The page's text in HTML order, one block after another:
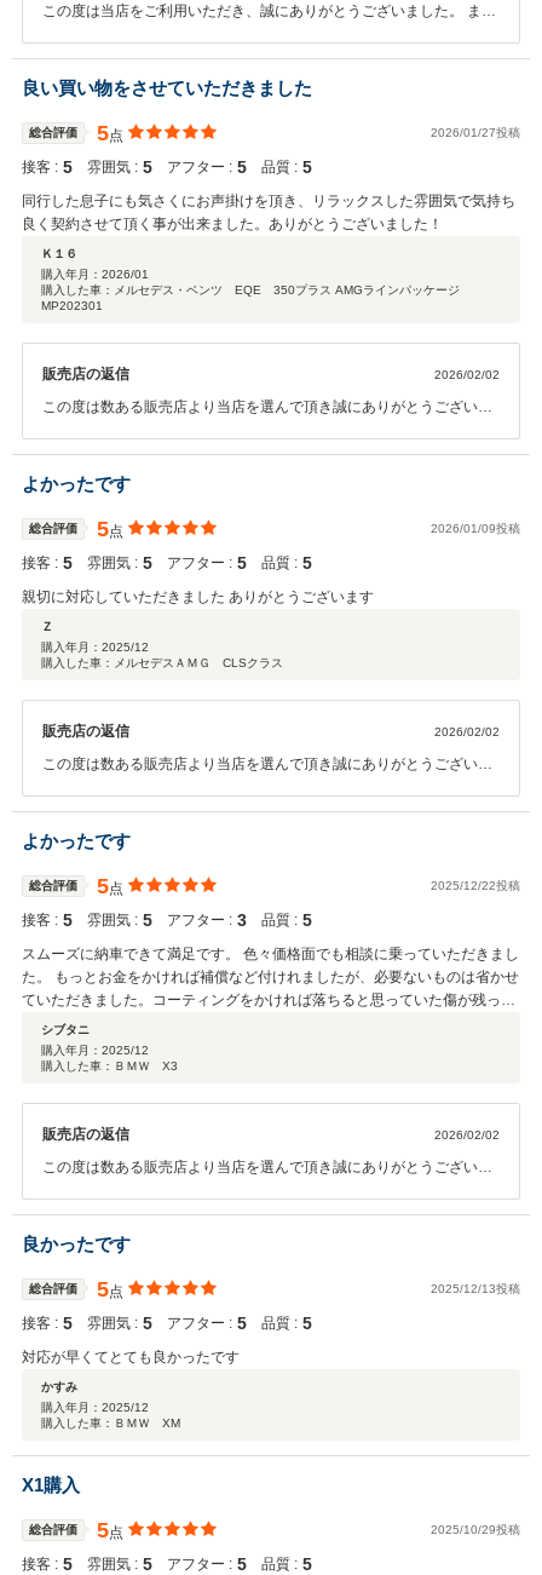
この度は当店をご利用いただき、誠にありがとうございました。 ま
び申し上げます。 担当者の不在が多く、ご不安を与えてしまった点に
つきまして、配慮が行き届いておらず申し訳ございませんでした。 ま
た、三角停止表示板の未装備や装備内容の相違、保証内容が掲載情報
と異なっていた点についても、重ねてお詫び申し上げます。 いただい
たご指摘は真摯に受け止め、 ・装備品および掲載情報の最終確認体制
・保証内容のご案内方法 ・担当者不在時の引き継ぎ対応 について、早
急に見直し・改善を行ってまいります。 そのような中でも「車の状態
は良かった」とのお言葉をいただき、ありがとうございます。 今後は
ります。 この度は貴重なご意見をお寄せいただき、誠にありがとうご
ざいました。
良い買い物をさせていただきました
総合評価 5点 2026/01/27投稿
接客 : 5 雰囲気 : 5 アフター : 5 品質 : 5
同行した息子にも気さくにお声掛けを頂き、リラックスした雰囲気で気持ち
良く契約させて頂く事が出来ました。ありがとうございました！
Ｋ１６
購入年月： 2026/01
購入した車：メルセデス・ベンツ EQE 350プラス AMGラインパッケージ
MP202301
販売店の返信 2026/02/02
この度は数ある販売店より当店を選んで頂き誠にありがとうございま
ざいました。 何かございましたらお気兼ねなくご連絡頂ければ幸いで
す。 今後とも末永く宜しくお願い致します。
よかったです
総合評価 5点 2026/01/09投稿
接客 : 5 雰囲気 : 5 アフター : 5 品質 : 5
親切に対応していただきました ありがとうございます
Ｚ
購入年月： 2025/12
購入した車：メルセデスＡＭＧ CLSクラス
販売店の返信 2026/02/02
この度は数ある販売店より当店を選んで頂き誠にありがとうございま
ざいました。 何かございましたらお気兼ねなくご連絡頂ければ幸いで
す。 今後とも末永く宜しくお願い致します。
よかったです
総合評価 5点 2025/12/22投稿
接客 : 5 雰囲気 : 5 アフター : 3 品質 : 5
スムーズに納車できて満足です。 色々価格面でも相談に乗っていただきまし
た。 もっとお金をかければ補償など付けれましたが、必要ないものは省かせ
ていただきました。コーティングをかければ落ちると思っていた傷が残って
いたのが気になりましたが。
シブタニ
購入年月： 2025/12
購入した車：ＢＭＷ X3
販売店の返信 2026/02/02
この度は数ある販売店より当店を選んで頂き誠にありがとうございま
ざいました。 何かございましたらお気兼ねなくご連絡頂ければ幸いで
す。 今後とも末永く宜しくお願い致します。
良かったです
総合評価 5点 2025/12/13投稿
接客 : 5 雰囲気 : 5 アフター : 5 品質 : 5
対応が早くてとても良かったです
かすみ
購入年月： 2025/12
購入した車：ＢＭＷ XM
X1購入
総合評価 5点 2025/10/29投稿
接客 : 5 雰囲気 : 5 アフター : 5 品質 : 5